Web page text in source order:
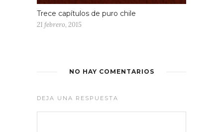
Trece capítulos de puro chile
21 febrero, 2015
NO HAY COMENTARIOS
DEJA UNA RESPUESTA